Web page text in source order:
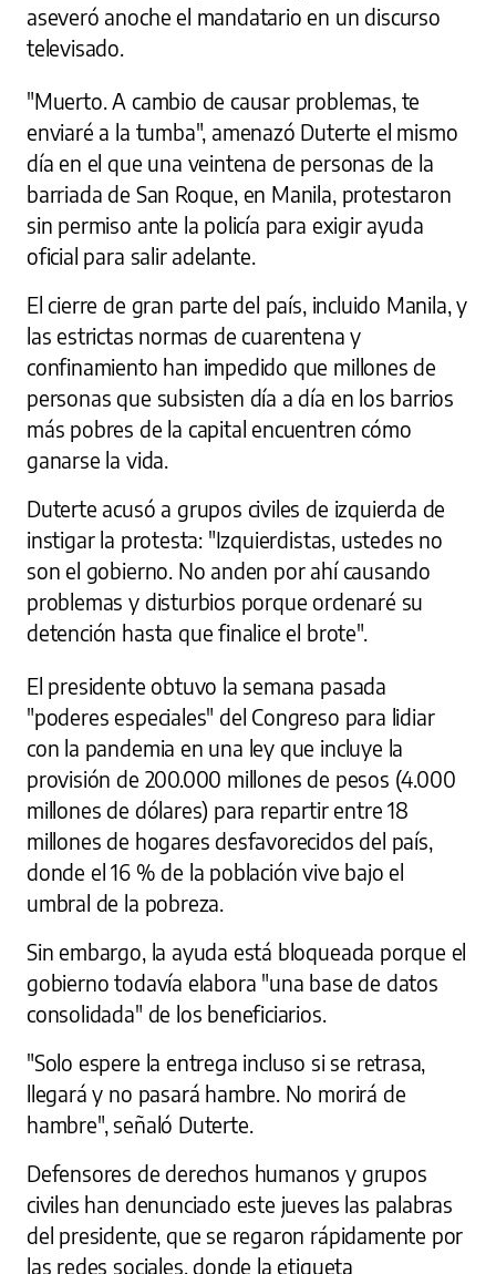
aseveró anoche el mandatario en un discurso
televisado.
"Muerto. A cambio de causar problemas, te
enviaré a la tumba", amenazó Duterte el mismo
día en el que una veintena de personas de la
barriada de San Roque, en Manila, protestaron
sin permiso ante la policía para exigir ayuda
oficial para salir adelante.
El cierre de gran parte del país, incluido Manila, y
las estrictas normas de cuarentena y
confinamiento han impedido que millones de
personas que subsisten día a día en los barrios
más pobres de la capital encuentren cómo
ganarse la vida.
Duterte acusó a grupos civiles de izquierda de
instigar la protesta: "Izquierdistas, ustedes no
son el gobierno. No anden por ahí causando
problemas y disturbios porque ordenaré su
detención hasta que finalice el brote".
El presidente obtuvo la semana pasada
"poderes especiales" del Congreso para lidiar
con la pandemia en una ley que incluye la
provisión de 200.000 millones de pesos (4.000
millones de dólares) para repartir entre 18
millones de hogares desfavorecidos del país,
donde el 16 % de la población vive bajo el
umbral de la pobreza.
Sin embargo, la ayuda está bloqueada porque el
gobierno todavía elabora "una base de datos
consolidada" de los beneficiarios.
"Solo espere la entrega incluso si se retrasa,
llegará y no pasará hambre. No morirá de
hambre", señaló Duterte.
Defensores de derechos humanos y grupos
civiles han denunciado este jueves las palabras
del presidente, que se regaron rápidamente por
las redes sociales, donde la etiqueta